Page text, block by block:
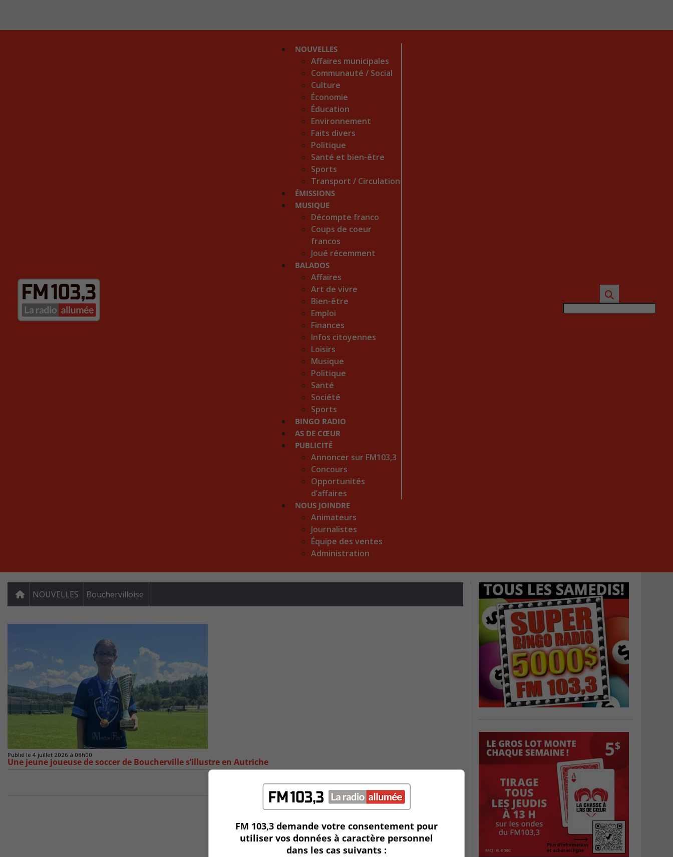
NOUVELLES
Affaires municipales
Communauté / Social
Culture
Économie
Éducation
Environnement
Faits divers
Politique
Santé et bien-être
Sports
Transport / Circulation
ÉMISSIONS
MUSIQUE
Décompte franco
Coups de coeur
francos
Joué récemment
BALADOS
Affaires
Art de vivre
Bien-être
Emploi
Finances
Infos citoyennes
Loisirs
Musique
Politique
Santé
Société
Sports
BINGO RADIO
AS DE CŒUR
PUBLICITÉ
Annoncer sur FM103,3
Concours
Opportunités
d’affaires
NOUS JOINDRE
Animateurs
Journalistes
Équipe des ventes
Administration
NOUVELLES Bouchervilloise
Publié le 4 juillet 2026 à 08h00
Une jeune joueuse de soccer de Boucherville s’illustre en Autriche
FM 103,3 demande votre consentement pour
utiliser vos données à caractère personnel
dans les cas suivants :